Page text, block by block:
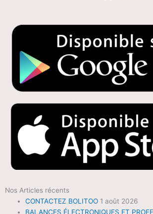
Nos Articles récents
CONTACTEZ BOLITOO 1 août 2026
BALANCES ÉLECTRONIQUES ET